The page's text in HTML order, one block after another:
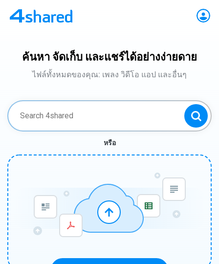
ค้นหา จัดเก็บ และแชร์ได้อย่างง่ายดาย
ไฟล์ทั้งหมดของคุณ: เพลง วิดีโอ แอป และอื่นๆ
หรือ